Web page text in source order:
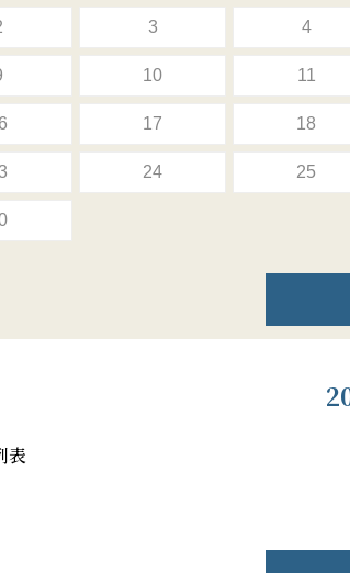
3 4
10 11
17 18
24 25
表